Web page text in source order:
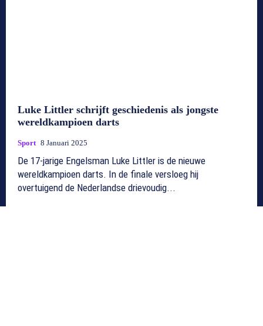
Luke Littler schrijft geschiedenis als jongste
wereldkampioen darts
Sport 8 Januari 2025
De 17-jarige Engelsman Luke Littler is de nieuwe
wereldkampioen darts. In de finale versloeg hij
overtuigend de Nederlandse drievoudig...